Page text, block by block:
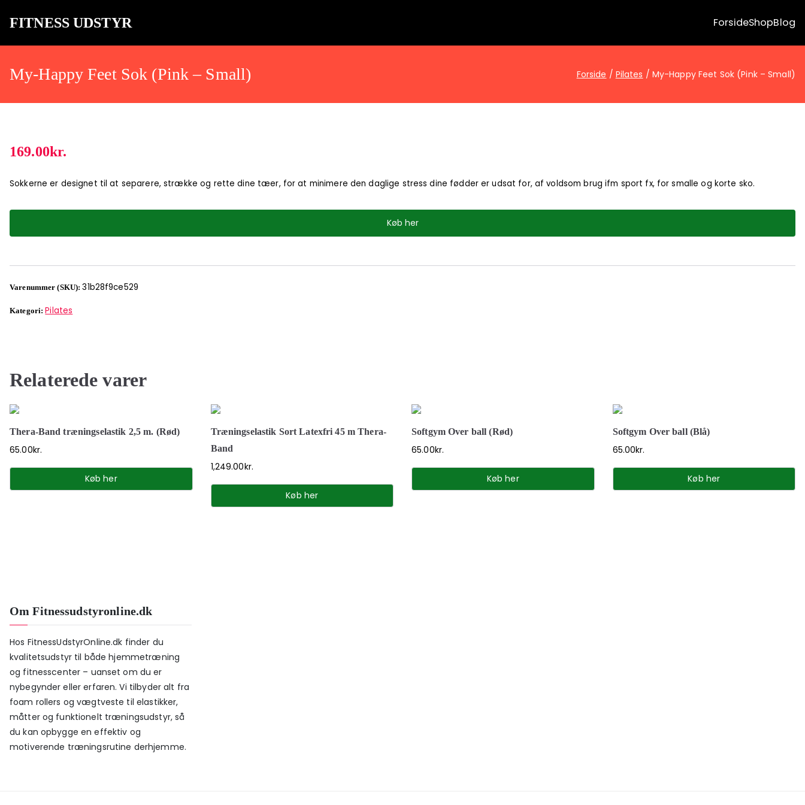
FITNESS UDSTYR ForsideShopBlog
My-Happy Feet Sok (Pink – Small) Forside Pilates My-Happy Feet Sok (Pink – Small)
169.00kr.
Sokkerne er designet til at separere, strække og rette dine tæer, for at minimere den daglige stress dine fødder er udsat for, af voldsom brug ifm sport fx, for smalle og korte sko.
Køb her
Varenummer (SKU):31b28f9ce529
Kategori: Pilates
Relaterede varer
Thera-Band træningselastik 2,5 m. (Rød)
65.00kr.
Køb her
Træningselastik Sort Latexfri 45 m Thera-
Band
1,249.00kr.
Køb her
Softgym Over ball (Rød)
65.00kr.
Køb her
Softgym Over ball (Blå)
65.00kr.
Køb her
Om Fitnessudstyronline.dk
Hos FitnessUdstyrOnline.dk finder du
kvalitetsudstyr til både hjemmetræning
og fitnesscenter – uanset om du er
nybegynder eller erfaren. Vi tilbyder alt fra
foam rollers og vægtveste til elastikker,
måtter og funktionelt træningsudstyr, så
du kan opbygge en effektiv og
motiverende træningsrutine derhjemme.